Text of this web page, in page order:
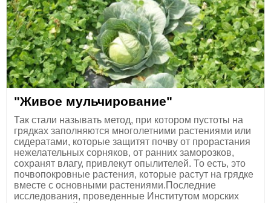
"Живое мульчирование"
Так стали называть метод, при котором пустоты на
грядках заполняются многолетними растениями или
сидератами, которые защитят почву от прорастания
нежелательных сорняков, от ранних заморозков,
сохранят влагу, привлекут опылителей. То есть, это
почвопокровные растения, которые растут на грядке
вместе с основными растениями.Последние
исследования, проведенные Институтом морских